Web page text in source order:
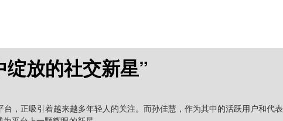
放的社交新星”
，正吸引着越来越多年轻人的关注。而孙佳慧，作为其中的活跃用户和代表